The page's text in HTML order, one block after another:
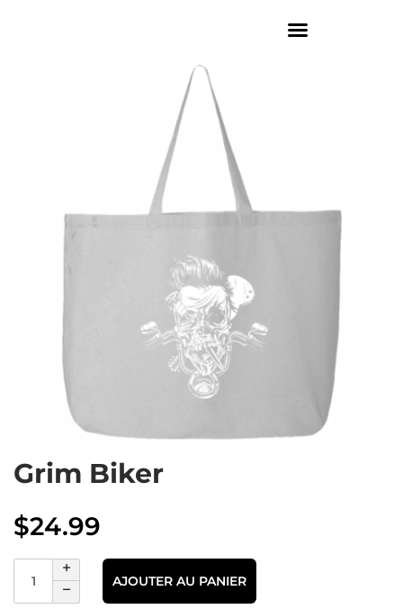
Grim Biker
$24.99
AJOUTER AU PANIER